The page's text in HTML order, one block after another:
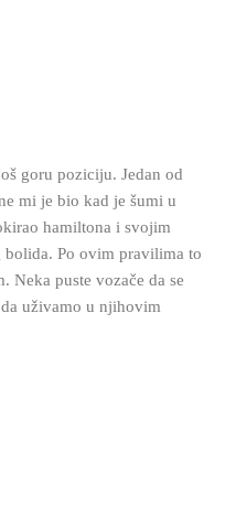
goru poziciju. Jedan od
mi je bio kad je šumi u
hamiltona i svojim
bolida. Po ovim pravilima to
puste vozače da se
uživamo u njihovim